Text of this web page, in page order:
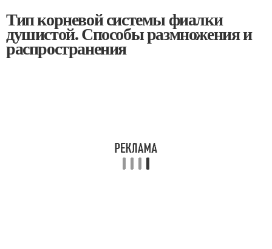
Тип корневой системы фиалки
душистой. Способы размножения и
распространения